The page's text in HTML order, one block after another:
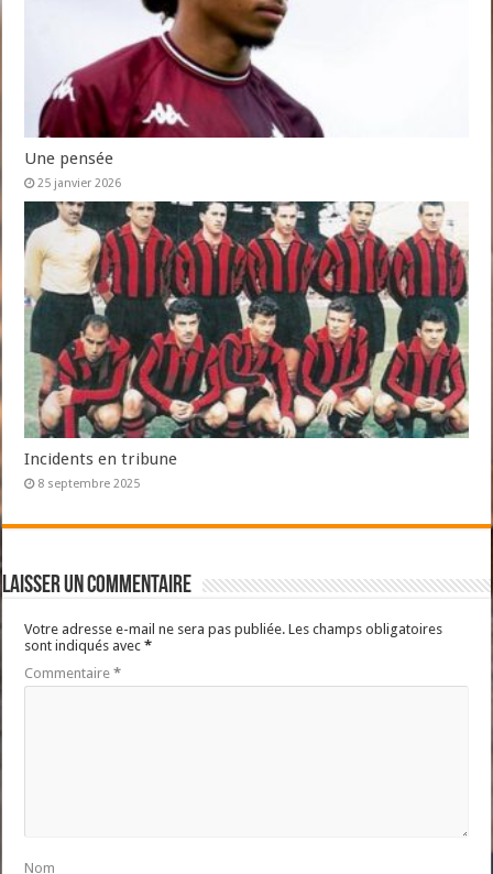
Une pensée
25 janvier 2026
Incidents en tribune
8 septembre 2025
Laisser un commentaire
Votre adresse e-mail ne sera pas publiée. Les champs obligatoires
sont indiqués avec*
Commentaire*
Nom